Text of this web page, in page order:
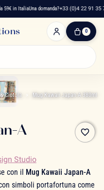
in ItaliaUna domanda?+33 (0)4 22 91 35
0
0
Mio
Ciotola Mug Kawaii Japan-A 380ml
favorite_border
A
Studio
con il Mug Kawaii Japan-A
simboli portafortuna come